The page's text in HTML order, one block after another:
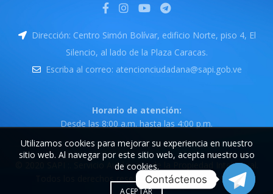
Dirección: Centro Simón Bolívar, edificio Norte, piso 4, El
Silencio, al lado de la Plaza Caracas.
Escriba al correo: atencionciudadana@sapi.gob.ve
Horario de atención:
Desde las 8:00 a.m. hasta las 4:00 p.m.
© 2020 SAPI :. Servicio Autónomo de la Propiedad Intelectual.
Todos los derechos reservados. RIF: G-20008399-9
Utilizamos cookies para mejorar su experiencia en nuestro
sitio web. Al navegar por este sitio web, acepta nuestro uso
de cookies.
ACEPTAR